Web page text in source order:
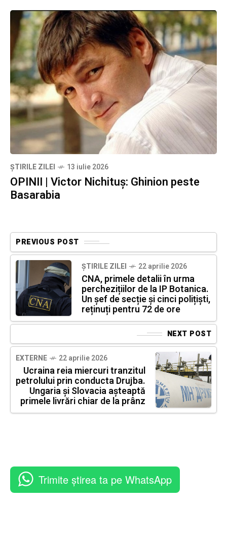
ȘTIRILE ZILEI 13 iulie 2026
OPINII | Victor Nichituș: Ghinion peste
Basarabia
PREVIOUS POST
ȘTIRILE ZILEI 22 aprilie 2026
CNA, primele detalii în urma
perchezițiilor de la IP Botanica.
Un șef de secție și cinci polițiști,
reținuți pentru 72 de ore
NEXT POST
EXTERNE 22 aprilie 2026
Ucraina reia miercuri tranzitul
petrolului prin conducta Drujba.
Ungaria și Slovacia așteaptă
primele livrări chiar de la prânz
Trimite știrea ta pe WhatsApp